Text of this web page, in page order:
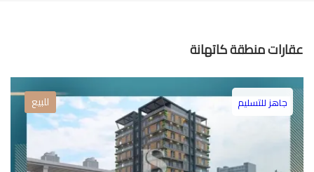
عقارات منطقة كاتهانة
للبيع جاهز للتسليم